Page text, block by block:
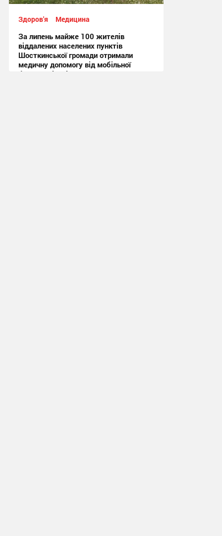
Здоров'я Медицина
За липень майже 100 жителів
віддалених населених пунктів
Шосткинської громади отримали
медичну допомогу від мобільної
бригади лікарів